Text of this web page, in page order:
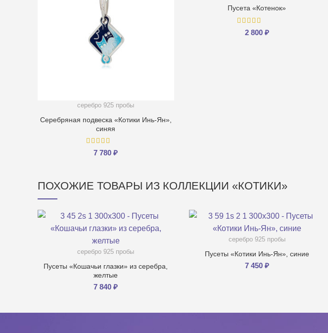
серебро 925 пробы
Серебряная подвеска «Котики Инь-Ян»,
синяя
7 780₽
Пусета «Котенок»
2 800 ₽
ПОХОЖИЕ ТОВАРЫ ИЗ КОЛЛЕКЦИИ «КОТИКИ»
серебро 925 пробы
Пусеты «Кошачьи глазки» из серебра,
желтые
7 840₽
серебро 925 пробы
Пусеты «Котики Инь-Ян», синие
7 450 ₽